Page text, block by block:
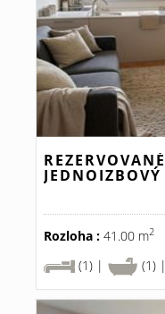
Rozloha : 41.00 m2
(1) |
(1) |